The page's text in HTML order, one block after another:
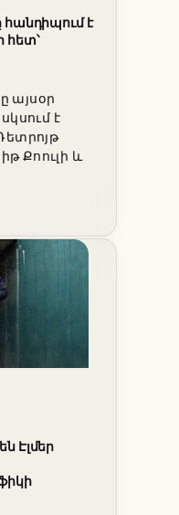
հանդիպում է
հետ՝
այսօր
է
Քոուլի և
Էլմեր